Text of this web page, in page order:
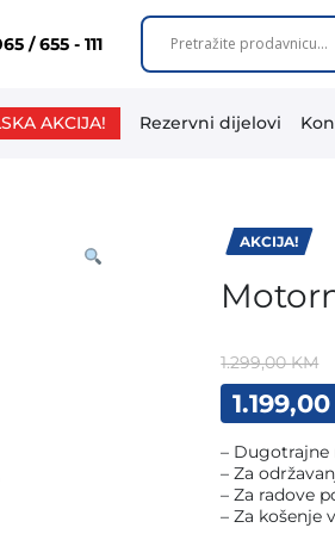
/ 655 - 111
AKCIJA! Rezervni dijelovi
AKCIJA!
1.299,00KM
Original
price
was:
1.299,00
1.199,00
– Dugotrajne
– Za
– Za radove
– Za košenje